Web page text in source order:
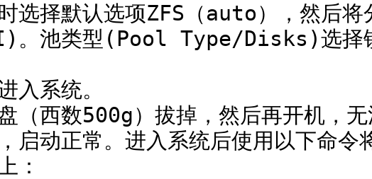
时选择默认选项ZFS（auto），然
。池类型(Pool Type/Disks)选择
入系统。
（西数500g）拔掉，然后再开机，无
启动正常。进入系统后使用以下命
：